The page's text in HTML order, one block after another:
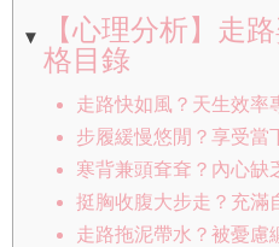
【心理分析】走
格目錄
走路快如風？天生效率
步履緩慢悠閒？享受當
寒背兼頭耷耷？內心缺
挺胸收腹大步走？充滿
走路拖泥帶水？被憂慮